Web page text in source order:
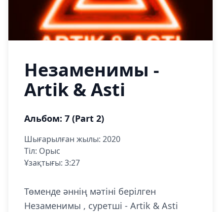
Незаменимы -
Artik & Asti
Альбом: 7 (Part 2)
Шығарылған жылы: 2020
Тіл: Орыс
Ұзақтығы: 3:27
Төменде әннің мәтіні берілген
Незаменимы , суретші - Artik & Asti